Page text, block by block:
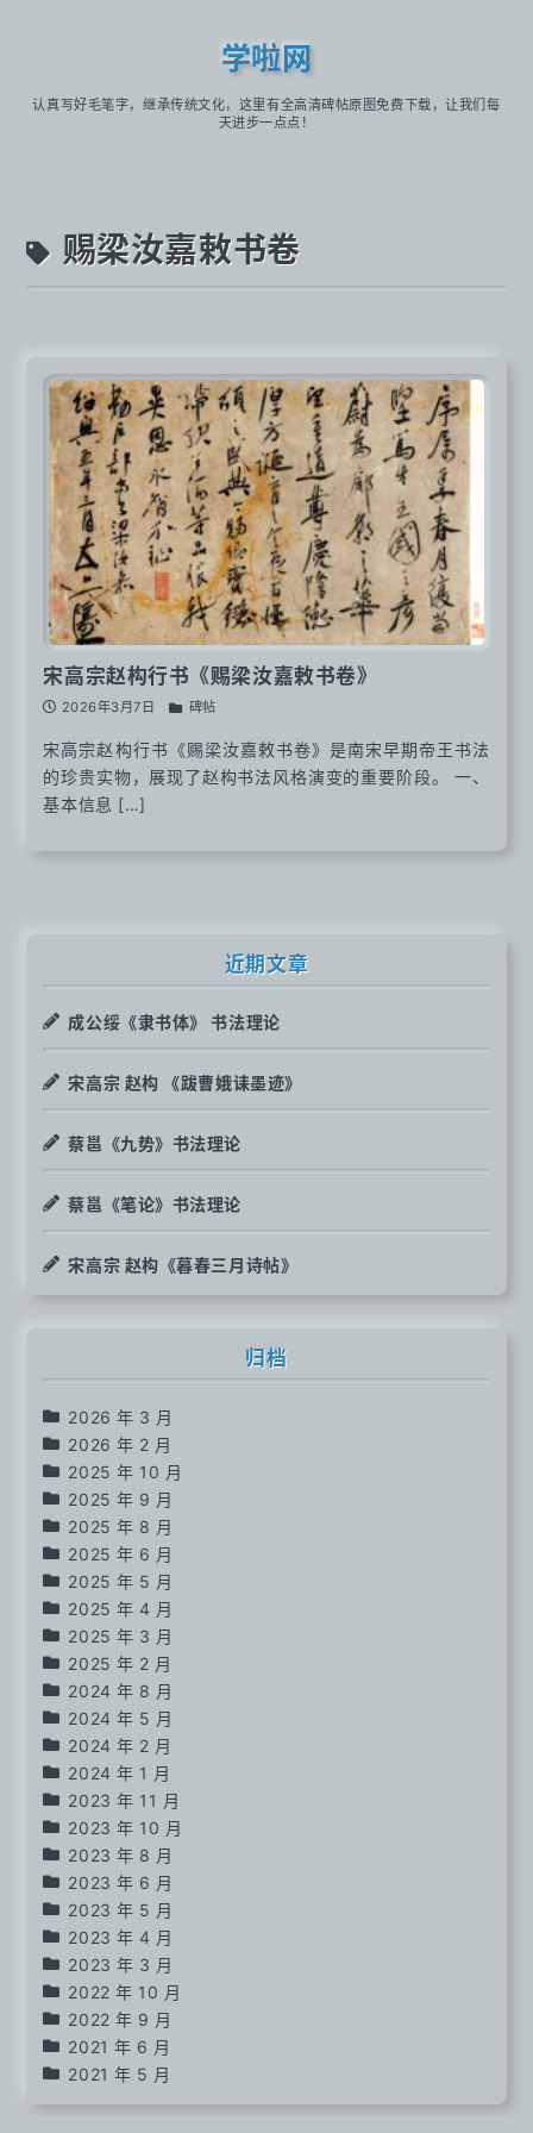
学啦网
认真写好毛笔字，继承传统文化，这里有全高清碑帖原图免费下载，让我们每
天进步一点点！
赐梁汝嘉敕书卷
宋高宗赵构行书《赐梁汝嘉敕书卷》
2026年3月7日 碑帖
宋高宗赵构行书《赐梁汝嘉敕书卷》是南宋早期帝王书法
的珍贵实物，展现了赵构书法风格演变的重要阶段。 一、
基本信息 […]
近期文章
成公绥《隶书体》 书法理论
宋高宗 赵构 《跋曹娥诔墨迹》
蔡邕《九势》书法理论
蔡邕《笔论》书法理论
宋高宗 赵构《暮春三月诗帖》
归档
2026 年 3 月
2026 年 2 月
2025 年 10 月
2025 年 9 月
2025 年 8 月
2025 年 6 月
2025 年 5 月
2025 年 4 月
2025 年 3 月
2025 年 2 月
2024 年 8 月
2024 年 5 月
2024 年 2 月
2024 年 1 月
2023 年 11 月
2023 年 10 月
2023 年 8 月
2023 年 6 月
2023 年 5 月
2023 年 4 月
2023 年 3 月
2022 年 10 月
2022 年 9 月
2021 年 6 月
2021 年 5 月